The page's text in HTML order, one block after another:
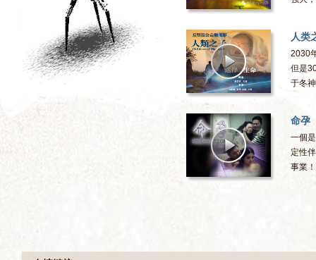
·参赛作品必须保证为参赛者原创
人类
2030
但是
于冬
命孕
一個
定性
事業